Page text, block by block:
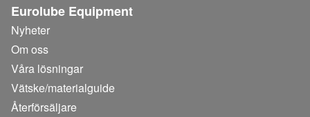
Eurolube Equipment
Nyheter
Om oss
Våra lösningar
Vätske/materialguide
Återförsäljare